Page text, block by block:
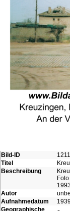
Bild-ID
Titel
Beschreibung
Autor
Aufnahmedatum
Geographische